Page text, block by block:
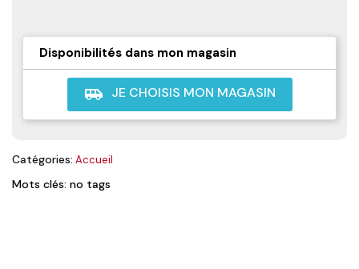
Disponibilités dans mon magasin
airport_shuttle JE CHOISIS MON MAGASIN
Catégories: Accueil
Mots clés: no tags